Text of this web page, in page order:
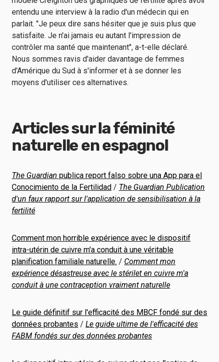
entendu une interview à la radio d'un médecin qui en
parlait. "Je peux dire sans hésiter que je suis plus que
satisfaite. Je n'ai jamais eu autant l'impression de
contrôler ma santé que maintenant", a-t-elle déclaré.
Nous sommes ravis d'aider davantage de femmes
d'Amérique du Sud à s'informer et à se donner les
moyens d'utiliser ces alternatives.
Articles sur la féminité
naturelle en espagnol
The Guardian publica report falso sobre una App para el
Conocimiento de la Fertilidad / The Guardian Publication
d'un faux rapport sur l'application de sensibilisation à la
fertilité
Comment mon horrible expérience avec le dispositif
intra-utérin de cuivre m'a conduit à une véritable
planification familiale naturelle. / Comment mon
expérience désastreuse avec le stérilet en cuivre m'a
conduit à une contraception vraiment naturelle
Le guide définitif sur l'efficacité des MBCF fondé sur des
données probantes / Le guide ultime de l'efficacité des
FABM fondés sur des données probantes